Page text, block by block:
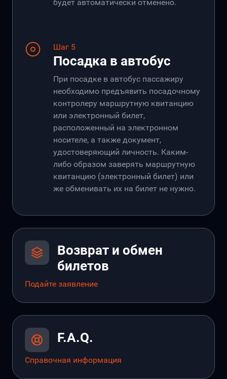
будет автоматически отменено.
Шаг 5
Посадка в автобус
При посадке в автобус пассажиру
необходимо предъявить посадочному
контролеру маршрутную квитанцию
или электронный билет,
расположенный на электронном
носителе, а также документ,
удостоверяющий личность. Каким-
либо образом заверять маршрутную
квитанцию (электронный билет) или
же обменивать их на билет не нужно.
Возврат и обмен
билетов
Подайте заявление
F.A.Q.
Справочная информация